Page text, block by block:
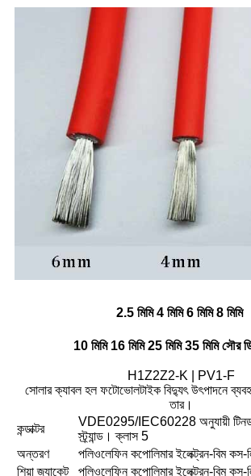
2.5 মিমি 4 মিমি 6 মিমি 8 মিমি
10 মিমি 16 মিমি 25 মিমি 35 মিমি সৌর
H1Z2Z2-K | PV1-F
সোলার ক্যাবল হল ফটোভোলটাইক বিদ্যুৎ উৎপাদনে
তার।
কন্ডাক্টর
VDE0295/IEC60228 অনুযায়ী টিনড
স্ট্র্যান্ড। ক্লাস 5
অন্তরণ
পলিওলেফিন কপোলিমার ইলেক্ট্রন-বিম
শিয়া জ্যাকেট
পলিওলেফিন কপোলিমার ইলেক্ট্রন-বিম